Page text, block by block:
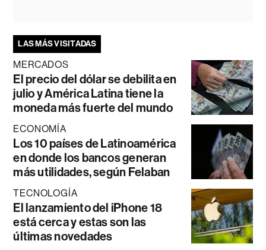
LAS MÁS VISITADAS
MERCADOS
El precio del dólar se debilita en
julio y América Latina tiene la
moneda más fuerte del mundo
ECONOMÍA
Los 10 países de Latinoamérica
en donde los bancos generan
más utilidades, según Felaban
TECNOLOGÍA
El lanzamiento del iPhone 18
está cerca y estas son las
últimas novedades